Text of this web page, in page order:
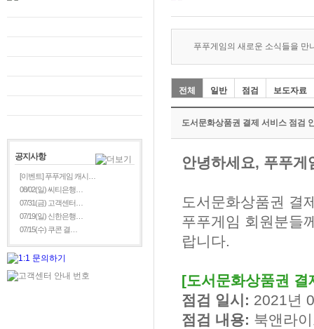
공지사항
[이벤트] 푸푸게임 캐시…
08/02(일) 씨티은행…
07/31(금) 고객센터…
07/19(일) 신한은행…
07/15(수) 쿠콘 결…
푸푸게임의 새로운 소식들을 만
전체 일반 점검 보도자료
도서문화상품권 결제 서비스 점검
안녕하세요, 푸푸게
도서문화상품권 결
푸푸게임 회원분들
랍니다.
[도서문화상품권
점검 일시: 2021년
점검 내용: 북앤라